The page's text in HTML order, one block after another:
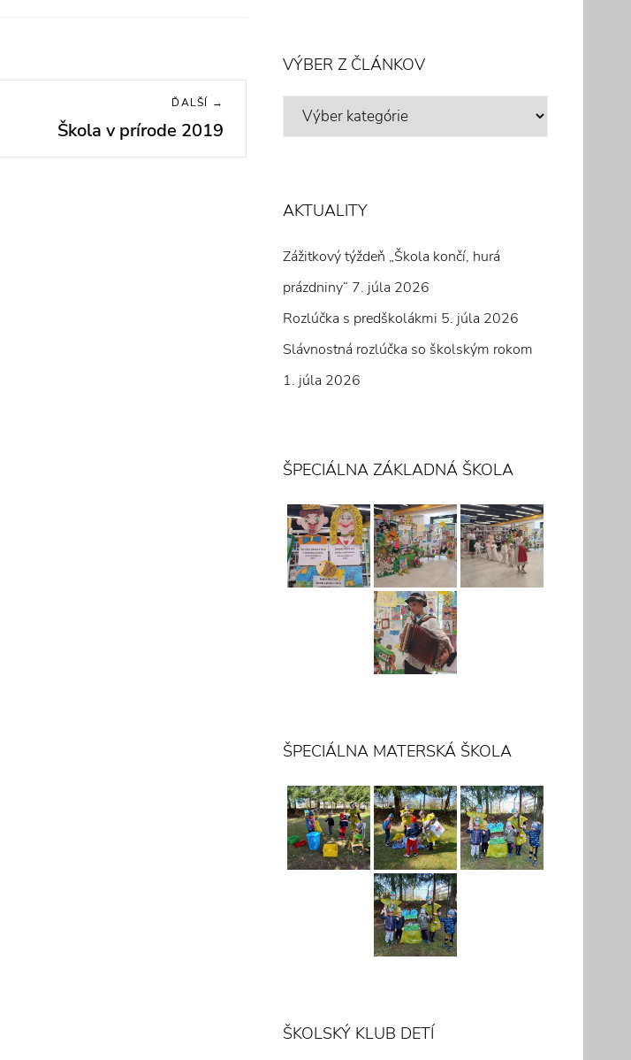
ĎALŠÍ →
Next
post:
Škola v prírode 2019
VÝBER Z ČLÁNKOV
VÝBER
AKTUALITY
Zážitkový týždeň „Škola končí, hurá
prázdniny“ 7. júla 2026
Rozlúčka s predškolákmi 5. júla 2026
Slávnostná rozlúčka so školským rokom
1. júla 2026
ŠPECIÁLNA ZÁKLADNÁ ŠKOLA
ŠPECIÁLNA MATERSKÁ ŠKOLA
ŠKOLSKÝ KLUB DETÍ